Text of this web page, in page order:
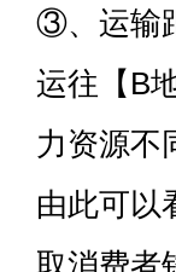
③、运输
运往【B
力资源不
由此可以
取消费者